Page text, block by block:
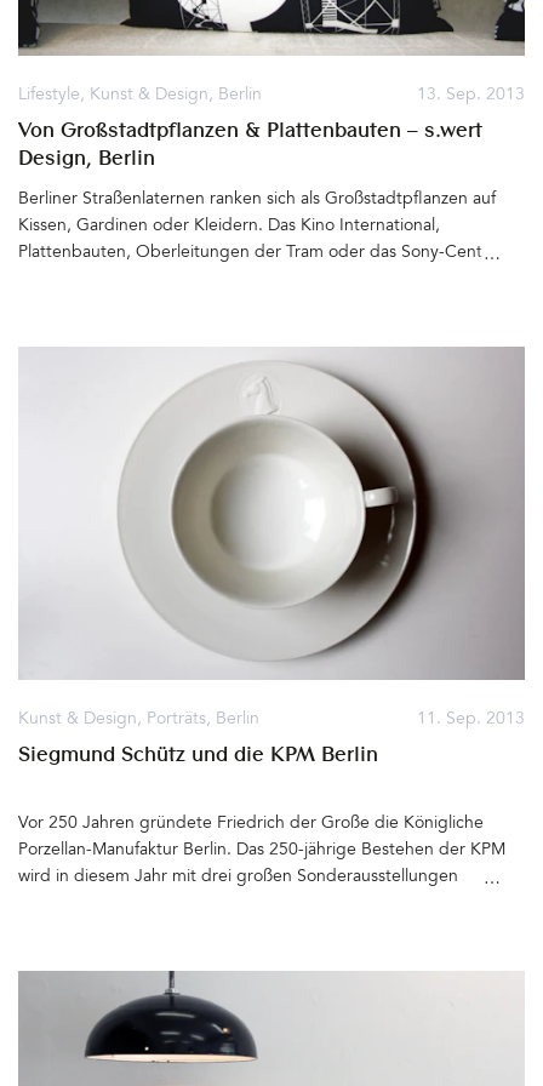
13. Sep. 2013
Lifestyle, Kunst & Design, Berlin
Von Großstadtpflanzen & Plattenbauten – s.wert
Design, Berlin
Berliner Straßenlaternen ranken sich als Großstadtpflanzen auf
Kissen, Gardinen oder Kleidern. Das Kino International,
Plattenbauten, Oberleitungen der Tram oder das Sony-Center –
So entstehen Motive, die den Namen Farbbeutel, U-Bahn oder
Wohnmaschine heißen. Im Laden nahe dem Rosenthaler Platz
könnt Ihr (fast) alle Produkte sehen, fühlen oder anprobieren.
Sandra erklärt Euch gerne, wie und wann die Ideen zu den
einzelnen urban styles entstanden. Und für die Tatort-Fans unter
Euch gibt es eine ganz besondere Kissen-Kollektion: »Sonntag
20.15«. Mehr dazu erfahrt Ihr hier. s.wert Design, Brunnenstraße
191, 10119 Berlin Geöffnet Mo bis Fr 11.00 – 19.00 Uhr, Sa 11.00
– 18.00 Uhr&hellip
11. Sep. 2013
Kunst & Design, Porträts, Berlin
Siegmund Schütz und die KPM Berlin
Vor 250 Jahren gründete Friedrich der Große die Königliche
Porzellan-Manufaktur Berlin. Das 250-jährige Bestehen der KPM
wird in diesem Jahr mit drei großen Sonderausstellungen
Querschnitt durch sämtliche Schaffensperioden der Manufaktur.
Von 1936 bis 1970 arbeitete der Bildhauer Siegmund Schütz
(1906-1998) als künstlerischer Mitarbeiter für die KPM, nachdem
er bereits vier Jahre lang als »Freier« dort tätig war. 1938 brachte